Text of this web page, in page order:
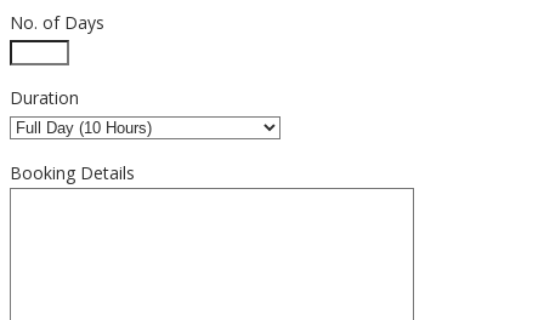
No. of Days
Duration
Booking Details